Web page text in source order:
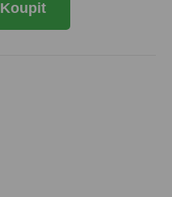
Koupit